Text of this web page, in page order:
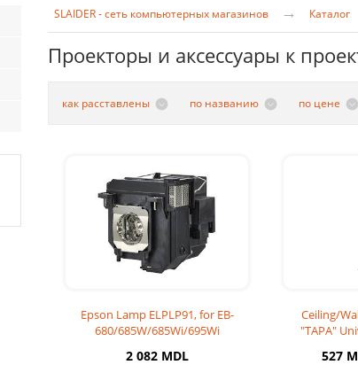
SLAIDER - сеть компьютерных магазинов → Каталог
Проекторы и аксессуары к
как расставлены по названию по цене
Epson Lamp ELPLP91, for EB-
680/685W/685Wi/695Wi
2 082 MDL
Ceiling/
"TAPA"
527